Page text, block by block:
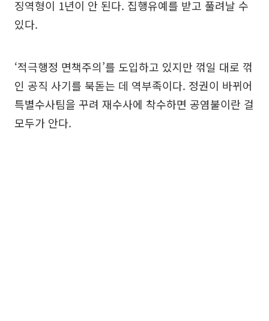
징역형이 1년이 안 된다. 집행유예를 받고 풀려날 수
있다.
‘적극행정 면책주의’를 도입하고 있지만 꺾일 대로 꺾
인 공직 사기를 북돋는 데 역부족이다. 정권이 바뀌어
특별수사팀을 꾸려 재수사에 착수하면 공염불이란 걸
모두가 안다.